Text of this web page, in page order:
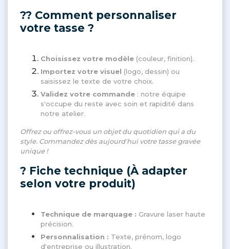
?? Comment personnaliser
votre tasse ?
Choisissez votre modèle (couleur, finition).
Importez votre visuel (logo, dessin) ou
saisissez le texte de votre choix.
Validez votre commande : notre équipe
s'occupe du reste avec soin et rapidité dans
notre atelier.
Offrez ou offrez-vous un objet du quotidien qui a du
style. Commandez dès aujourd'hui votre tasse gravée
unique !
? Fiche technique (À adapter
selon votre produit)
Technique de marquage : Gravure laser haute
précision.
Personnalisation : Texte, prénom, logo
d'entreprise ou illustration.